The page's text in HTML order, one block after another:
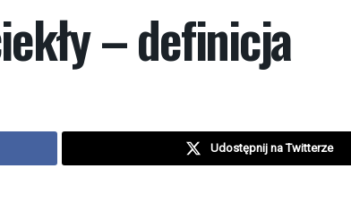
– definicja
Udostępnij na Twitterze